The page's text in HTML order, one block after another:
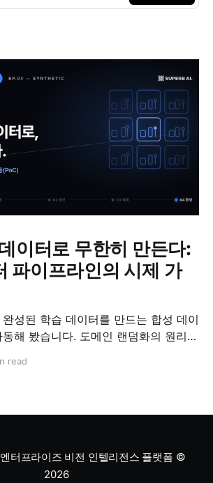
이터로 무한히 만든다:
파이프라인의 시제 가
성된 학습 데이터를 만드는 합성 데이
해 봤습니다. 도메인 랜덤화의 원리와
read
터프라이즈 비전 인텔리전스 플랫폼 ©
2026